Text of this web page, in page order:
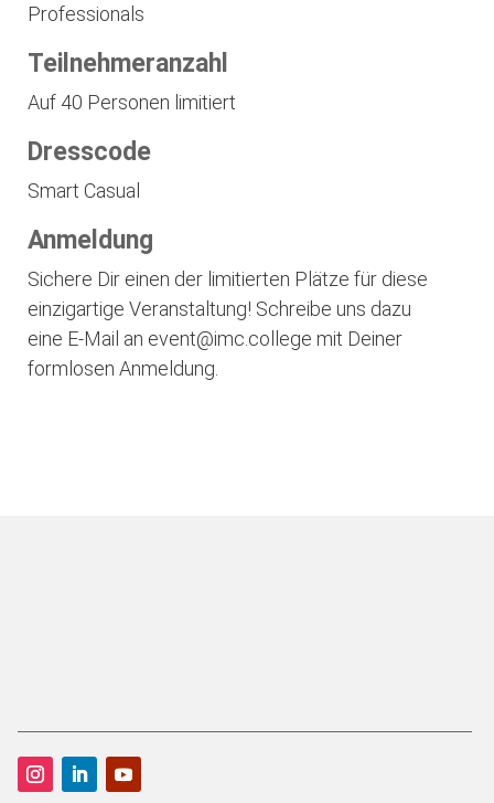
Professionals
Teilnehmeranzahl
Auf 40 Personen limitiert
Dresscode
Smart Casual
Anmeldung
Sichere Dir einen der limitierten Plätze für diese
einzigartige Veranstaltung! Schreibe uns dazu
eine E-Mail an event@imc.college mit Deiner
formlosen Anmeldung.